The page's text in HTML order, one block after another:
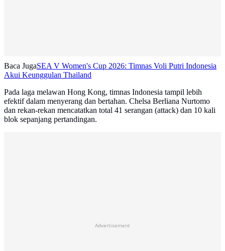
Baca JugaSEA V Women's Cup 2026: Timnas Voli Putri Indonesia
Akui Keunggulan Thailand
Pada laga melawan Hong Kong, timnas Indonesia tampil lebih
efektif dalam menyerang dan bertahan. Chelsa Berliana Nurtomo
dan rekan-rekan mencatatkan total 41 serangan (attack) dan 10 kali
blok sepanjang pertandingan.
Advertisement